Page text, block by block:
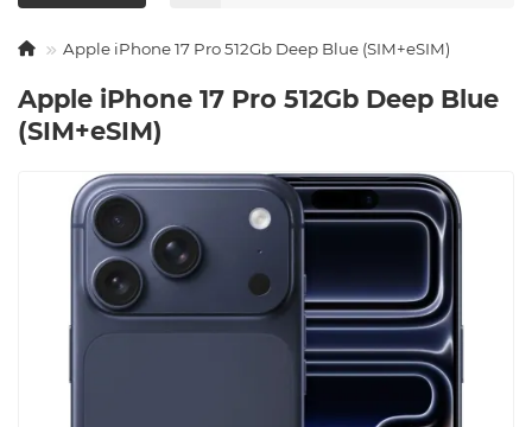
Apple iPhone 17 Pro 512Gb Deep Blue (SIM+eSIM)
Apple iPhone 17 Pro 512Gb Deep Blue
(SIM+eSIM)